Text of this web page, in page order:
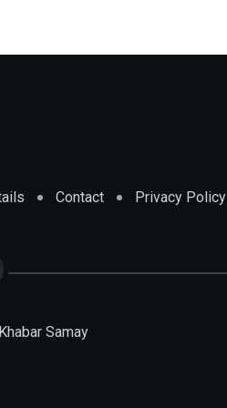
Contact Privacy Policy
Samay